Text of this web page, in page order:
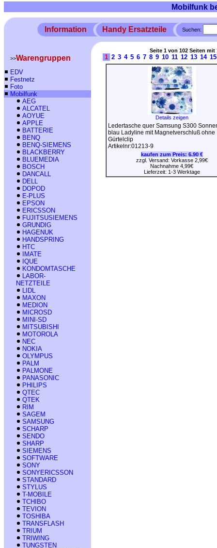
Mobilfunk
Information Handy Ersatzteile Suchen:
>>Warengruppen
EDV
Festnetz
Foto
Mobilfunk
AEG
ALCATEL
AOYUE
APPLE
BATTERIE
BENQ
BENQ-SIEMENS
BLACKBERRY
BLUEMEDIA
BOSCH
DANCALL
DELL
DOPOD
E-PLUS
EPSON
ERICSSON
FUJITSUSIEMENS
GRUNDIG
HAGENUK
HANDSPRING
HTC
IMATE
IQUE
KONDOMTASCHE
LABOR-
NETZTEILE
LIDL
MAXON
MEDION
MICROSD
MINI-SD
MITSUBISHI
MOTOROLA
NEC
NOKIA
OLYMPUS
PALM
PALMONE
PANASONIC
PHILIPS
QTEC
QTEK
RIM
SAGEM
SAMSUNG
SCHARP
SENDO
SHARP
SIEMENS
SOFTWARE
SONY
SONYERICSSON
STANDARD
STYLUS
T-MOBILE
TCHIBO
TEVION
TOSHIBA
TRANSFLASH
TRIUM
TRIWING
TUNGSTEN
Seite 1 von 102 Seiten mit
1 2 3 4 5 6 7 8 9 10 11 12 13 14 15
Details zeigen
Ledertasche quer Samsung S300
blau Ladyline mit Magnetverschluß ohne
Gürtelclip
Artikelnr:01213-9
kaufen zum Preis: 6.90 €
zzgl. Versand: Vorkasse 2,99€
Nachnahme 4,99€
Lieferzeit: 1-3 Werktage